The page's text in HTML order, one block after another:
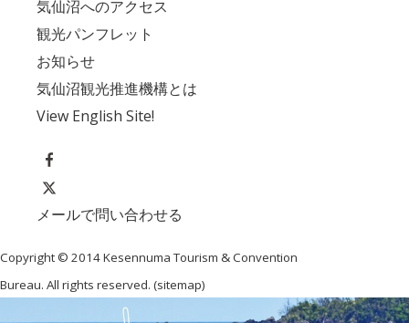
気仙沼へのアクセス
観光パンフレット
お知らせ
気仙沼観光推進機構とは
View English Site!
メールで問い合わせる
Copyright © 2014 Kesennuma Tourism & Convention
Bureau. All rights reserved. (sitemap)